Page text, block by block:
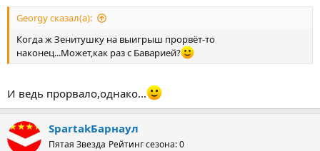
Georgy сказал(а):
Когда ж Зенитушку на выигрыш прорвёт-то
наконец...Может,как раз с Баварией?
И ведь прорвало,однако...
SpartakБарнаул
Пятая Звезда Рейтинг сезона: 0